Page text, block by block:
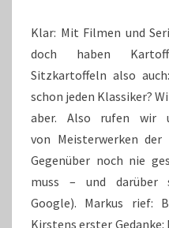
Klar: Mit Filmen und
doch haben
Sitzkartoffeln also
schon jeden Klassiker?
aber. Also rufen wir
von Meisterwerken
Gegenüber noch nie
muss – und darüber
Google). Markus
Kirstens erster